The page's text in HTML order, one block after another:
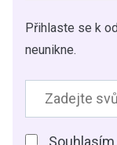
Přihlaste se k
neunikne.